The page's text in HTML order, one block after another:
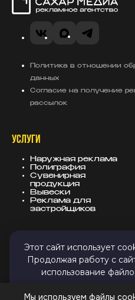
VK MAXTelegram
Политика в отношении
данных
Согласие на получение
рассылок
УСЛУГИ
Наружная реклама
Полиграфия
Сувенирная
продукция
Вывески
Реклама для
застройщиков
КОНТАКТЫ
8 (343) 247-25-10
info@sugarmedia.ru
Этот сайт использует
Продолжая работу с
использование
ПРИНЯТЬ
Мы используем файлы